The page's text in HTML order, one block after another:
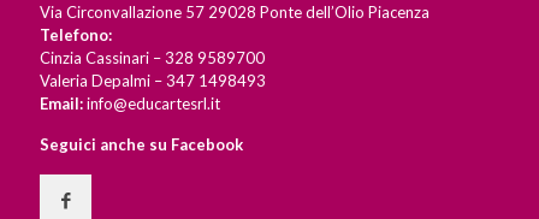
Via Circonvallazione 57 29028 Ponte dell’Olio Piacenza
Telefono:
Cinzia Cassinari – 328 9589700
Valeria Depalmi – 347 1498493
Email:info@educartesrl.it
Seguici anche su Facebook